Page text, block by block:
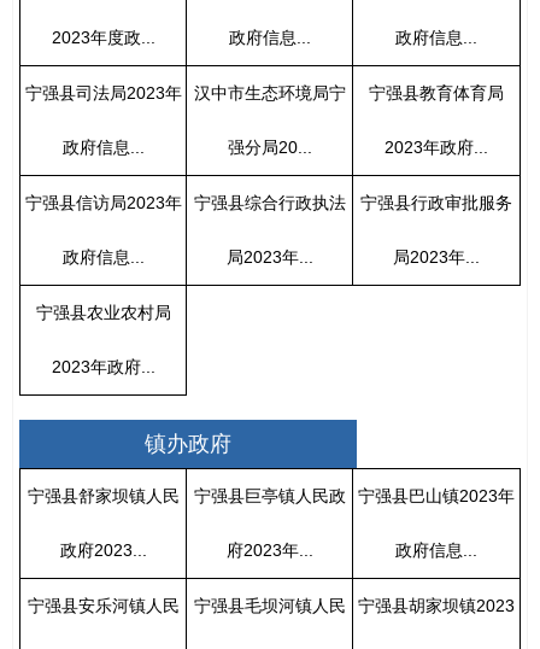
2023年度政... 政府信息... 政府信息...
宁强县司法局2023年
政府信息...
汉中市生态环境局宁
强分局20...
宁强县教育体育局
2023年政府...
宁强县信访局2023年
政府信息...
宁强县综合行政执法
局2023年...
宁强县行政审批服务
局2023年...
宁强县农业农村局
2023年政府...
镇办政府
宁强县舒家坝镇人民
政府2023...
宁强县巨亭镇人民政
府2023年...
宁强县巴山镇2023年
政府信息...
宁强县安乐河镇人民 宁强县毛坝河镇人民 宁强县胡家坝镇2023